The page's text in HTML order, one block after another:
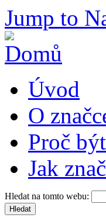
Jump to
Úvod
O
Proč
Jak
Hledat na tomto webu: